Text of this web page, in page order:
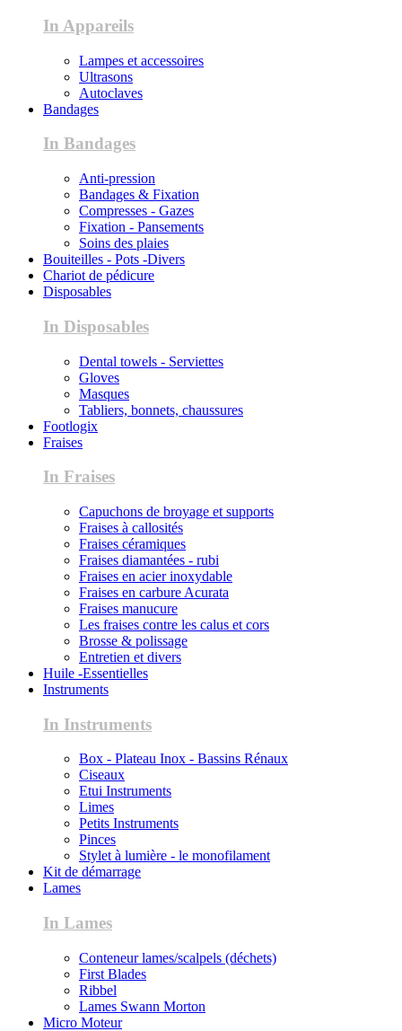
In Appareils
Lampes et accessoires
Ultrasons
Autoclaves
Bandages
In Bandages
Anti-pression
Bandages & Fixation
Compresses - Gazes
Fixation - Pansements
Soins des plaies
Bouiteilles - Pots -Divers
Chariot de pédicure
Disposables
In Disposables
Dental towels - Serviettes
Gloves
Masques
Tabliers, bonnets, chaussures
Footlogix
Fraises
In Fraises
Capuchons de broyage et supports
Fraises à callosités
Fraises céramiques
Fraises diamantées - rubi
Fraises en acier inoxydable
Fraises en carbure Acurata
Fraises manucure
Les fraises contre les calus et cors
Brosse & polissage
Entretien et divers
Huile -Essentielles
Instruments
In Instruments
Box - Plateau Inox - Bassins Rénaux
Ciseaux
Etui Instruments
Limes
Petits Instruments
Pinces
Stylet à lumière - le monofilament
Kit de démarrage
Lames
In Lames
Conteneur lames/scalpels (déchets)
First Blades
Ribbel
Lames Swann Morton
Micro Moteur